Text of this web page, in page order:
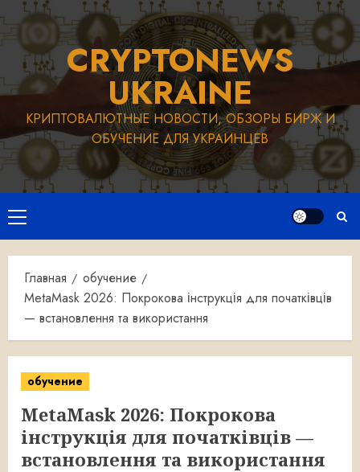
Перейти
к
содержимомуCRYPTONEWS
UKRAINE
КРИПТОВАЛЮТНЫЕ НОВОСТИ, ОБЗОРЫ БИРЖ И
ОБУЧЕНИЕ ДЛЯ УКРАИНЦЕВ
Основное
меню
Главная
обучение
MetaMask 2026: Покрокова інструкція для початківців
— встановлення та використання
обучение
MetaMask 2026: Покрокова
інструкція для початківців —
встановлення та використання